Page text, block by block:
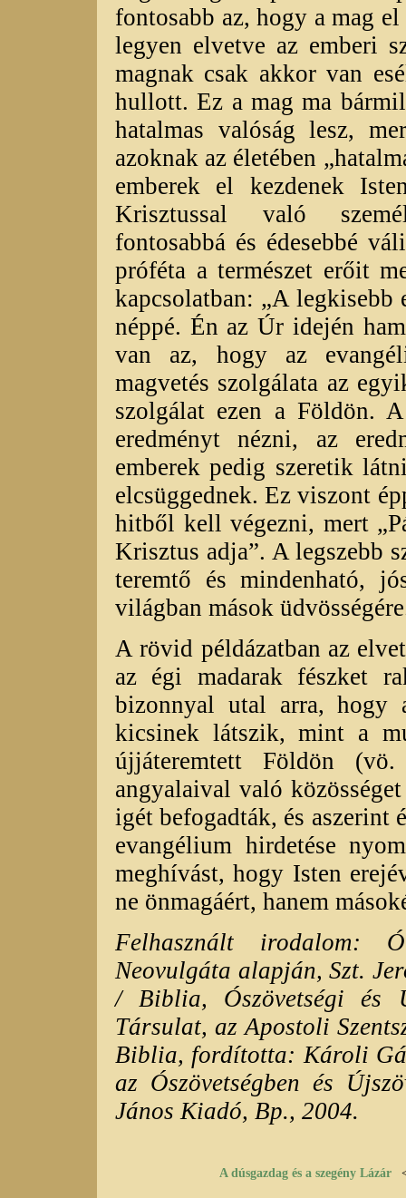
fontosabb az, hogy a mag
legyen elvetve az emberi
magnak csak akkor van
hullott. Ez a mag ma
hatalmas valóság lesz,
azoknak az életében
emberek el kezdenek
Krisztussal való
fontosabbá és édesebbé
próféta a természet erőit
kapcsolatban: „A legkisebb
néppé. Én az Úr idején
van az, hogy az
magvetés szolgálata az
szolgálat ezen a Földön.
eredményt nézni, az
emberek pedig szeretik
elcsüggednek. Ez viszont
hitből kell végezni, mert
Krisztus adja”. A legszebb
teremtő és mindenható,
világban mások
A rövid példázatban az
az égi madarak fészket
bizonnyal utal arra, hogy
kicsinek látszik, mint a
újjáteremtett Földön
angyalaival való
igét befogadták, és
evangélium hirdetése
meghívást, hogy Isten
ne önmagáért, hanem
Felhasznált irodalom:
Neovulgáta alapján, Szt.
/ Biblia, Ószövetségi és
Társulat, az Apostoli
Biblia, fordította: Károli
az Ószövetségben és
János Kiadó, Bp., 2004.
A dúsgazdag és a szegény Lázár